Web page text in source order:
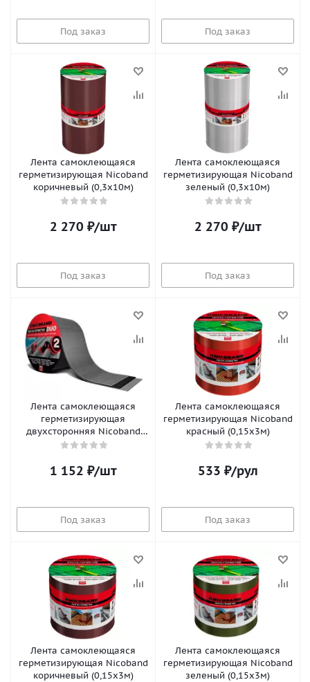
Под заказ Под заказ
Лента самоклеющаяся
герметизирующая Nicoband
коричневый (0,3х10м)
2 270 ₽/шт
Под заказ
Лента самоклеющаяся
герметизирующая Nicoband
зеленый (0,3х10м)
2 270 ₽/шт
Под заказ
Лента самоклеющаяся
герметизирующая
двухсторонняя Nicoband
Duo (0,15х10м)
1 152 ₽/шт
Под заказ
Лента самоклеющаяся
герметизирующая Nicoband
красный (0,15х3м)
533 ₽/рул
Под заказ
Лента самоклеющаяся
герметизирующая Nicoband
коричневый (0,15х3м)
Лента самоклеющаяся
герметизирующая Nicoband
зеленый (0,15х3м)